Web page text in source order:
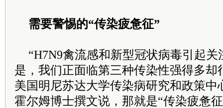
需要警惕的“传染疲惫征”
“H7N9禽流感和新型冠状病毒引起
是，我们正面临第三种传染性强得多却
美国明尼苏达大学传染病研究和政策中
霍尔姆博士撰文说，那就是“传染疲惫